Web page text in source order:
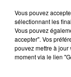
Vous pouvez
sélectionnant les
Vous pouvez
accepter". Vos
pouvez mettre à jour
moment via le lien